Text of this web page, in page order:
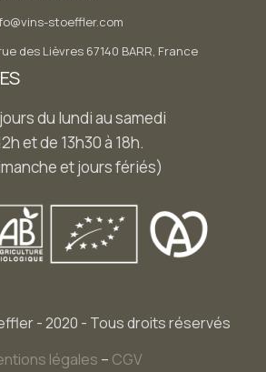
stoeffler.com
des Lièvres 67140 BARR, France
du lundi au samedi
et de 13h30 à 18h.
et jours fériés)
- 2020 - Tous droits réservés
légales – CGV